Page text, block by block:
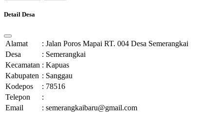
Detail Desa
Alamat : Jalan Poros Mapai RT. 004 Desa Semerangkai
Desa
: Semerangkai
Kecamatan : Kapuas
Kabupaten : Sanggau
Kodepos
: 78516
Telepon
:
Email
: semerangkaibaru@gmail.com